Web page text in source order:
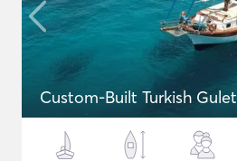
Custom-Built Turkish Gulet